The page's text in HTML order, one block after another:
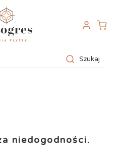
Szukaj
niedogodności.